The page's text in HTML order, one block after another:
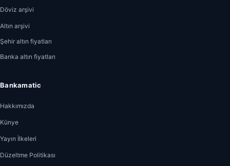
Döviz arşivi
Altın arşivi
Şehir altın fiyatları
Banka altın fiyatları
Bankamatic
Hakkımızda
Künye
Yayın İlkeleri
Düzeltme Politikası